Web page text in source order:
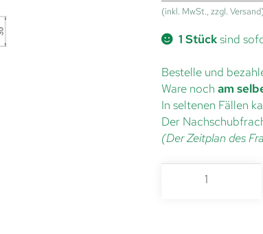
(inkl. MwSt., zzgl. Versand)
1 Stücksind
Bestelle und
Ware noch am
In seltenen Fällen
Der
(Der Zeitplan des